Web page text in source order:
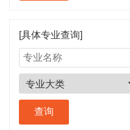
[具体专业查询]